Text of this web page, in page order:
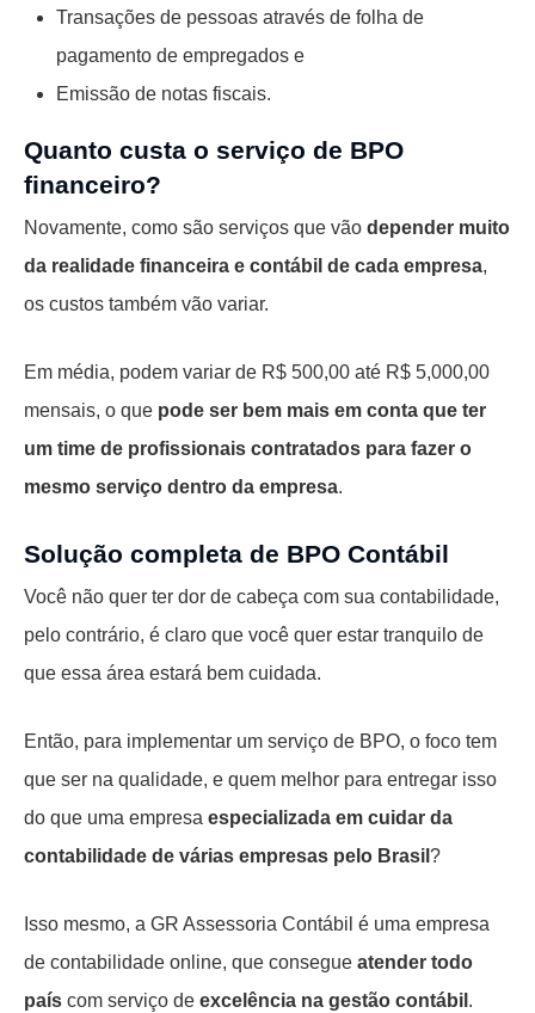
Transações de pessoas através de folha de
pagamento de empregados e
Emissão de notas fiscais.
Quanto custa o serviço de BPO
financeiro?
Novamente, como são serviços que vão depender muito
da realidade financeira e contábil de cada empresa,
os custos também vão variar.
Em média, podem variar de R$ 500,00 até R$ 5,000,00
mensais, o que pode ser bem mais em conta que ter
um time de profissionais contratados para fazer o
mesmo serviço dentro da empresa.
Solução completa de BPO Contábil
Você não quer ter dor de cabeça com sua contabilidade,
pelo contrário, é claro que você quer estar tranquilo de
que essa área estará bem cuidada.
Então, para implementar um serviço de BPO, o foco tem
que ser na qualidade, e quem melhor para entregar isso
do que uma empresa especializada em cuidar da
contabilidade de várias empresas pelo Brasil ?
Isso mesmo, a GR Assessoria Contábil é uma empresa
de contabilidade online, que consegue atender todo
país com serviço de excelência na gestão contábil .